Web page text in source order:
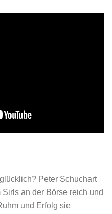
Peter Schuchart
an der Börse reich und
und Erfolg sie